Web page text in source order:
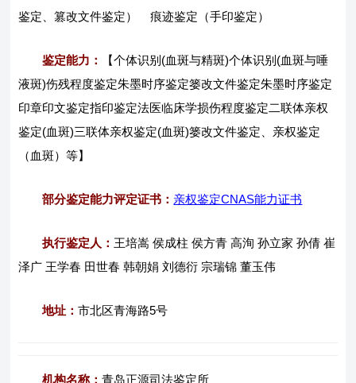
鉴定、篡改文件鉴定） 痕迹鉴定（手印鉴定）
鉴定能力：
【个体识别(血斑与精斑)个体识别(血斑与唾
液斑)伤残程度鉴定朱墨时序鉴定篓改文件鉴定朱墨时序鉴定
印章印文鉴定指印鉴定法医临床学损伤程度鉴定二联体亲权
鉴定(血斑)三联体亲权鉴定(血斑)篓改文件鉴定、亲权鉴定
（血斑）等】
部分鉴定能力评定证书： 亲权鉴定CNAS能力证书
执行鉴定人： 王培嵩 侯成柱 侯方青 高洵 孙立家 孙倩 崔
泽广 王学春 田世春 韩朝娟 刘德衍 宗瑞锦 董玉伟
地址：市北区青海路5号
机构名称：青岛正源司法鉴定所